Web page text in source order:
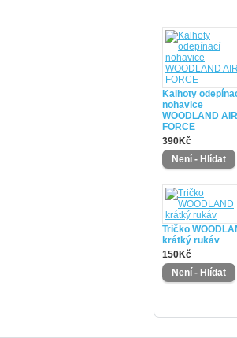
Kalhoty
nohavice
WOODLAND AIR
FORCE
390Kč
Tričko
krátký rukáv
150Kč